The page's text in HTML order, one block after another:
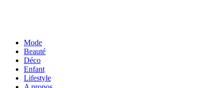
Mode
Beauté
Déco
Enfant
Lifestyle